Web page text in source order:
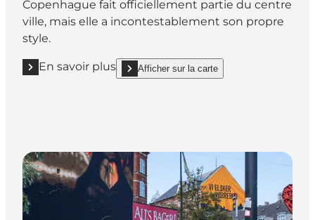
Copenhague fait officiellement partie du centre
ville, mais elle a incontestablement son propre
style.
En savoir plus
En savoir plus "Christianshavn"
Afficher sur la carte
show Christianshavn on_map